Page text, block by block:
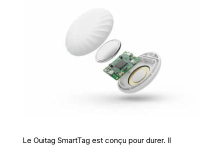
Le Ouitag SmartTag est conçu pour durer. Il